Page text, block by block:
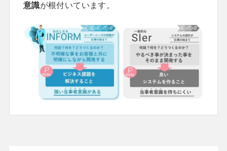
意識が根付いています。​